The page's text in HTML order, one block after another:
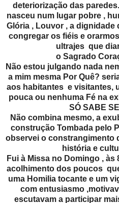
deteriorização das
nasceu num lugar pobre ,
Glória , Louvor , a dignidade
congregar os fiéis e
ultrajes que
o Sagrado
Não estou julgando nada
a mim mesma Por Quê?
aos habitantes e visitantes,
pouca ou nenhuma Fé na
SÓ SABE
Não combina mesmo, a
construção Tombada pelo
observei o constrangimento
história e
Fui à Missa no Domingo ,
acolhimento dos poucos
uma Homilia tocante e um
com entusiasmo
escutavam a participar